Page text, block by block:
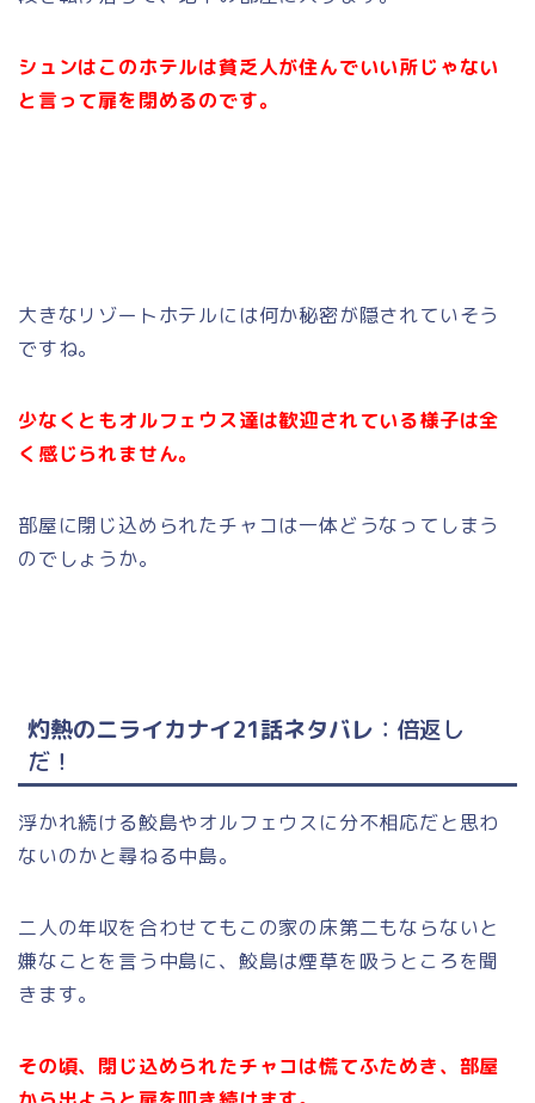
シュンはこのホテルは貧乏人が住んでいい所じゃない
と言って扉を閉めるのです。
大きなリゾートホテルには何か秘密が隠されていそう
ですね。
少なくともオルフェウス達は歓迎されている様子は全
く感じられません。
部屋に閉じ込められたチャコは一体どうなってしまう
のでしょうか。
灼熱のニライカナイ21話ネタバレ ：倍返し
だ ！
浮かれ続ける鮫島やオルフェウスに分不相応だと思わ
ないのかと尋ねる中島。
二人の年収を合わせてもこの家の床第二もならないと
嫌なことを言う中島に、鮫島は煙草を吸うところを聞
きます。
その頃、閉じ込められたチャコは慌てふためき、部屋